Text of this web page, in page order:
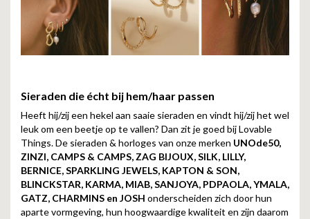
Sieraden die écht bij hem/haar passen
Heeft hij/zij een hekel aan saaie sieraden en vindt hij/zij het wel
leuk om een beetje op te vallen? Dan zit je goed bij Lovable
Things. De sieraden & horloges van onze merken UNOde50,
ZINZI, CAMPS & CAMPS, ZAG BIJOUX, SILK, LILLY,
BERNICE, SPARKLING JEWELS, KAPTON & SON,
BLINCKSTAR, KARMA, MIAB, SANJOYA, PDPAOLA, YMALA,
GATZ, CHARMINS en JOSH onderscheiden zich door hun
aparte vormgeving, hun hoogwaardige kwaliteit en zijn daarom